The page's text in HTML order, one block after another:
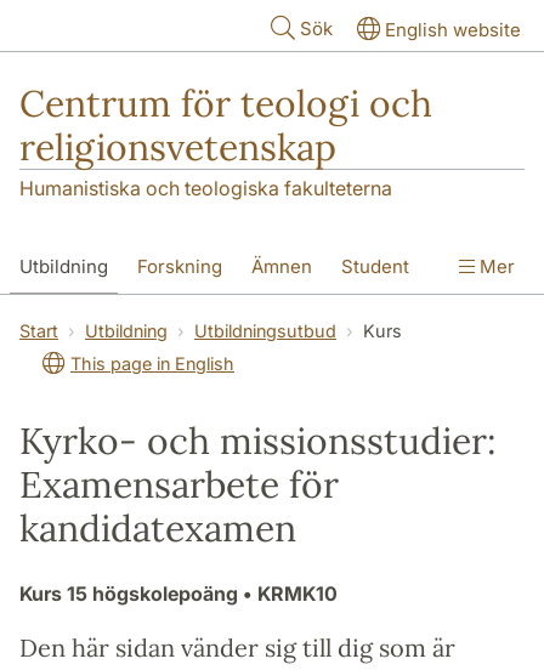
Sök English website
Centrum för teologi och
religionsvetenskap
Humanistiska och teologiska fakulteterna
Utbildning Forskning Ämnen Student
Institutionen
Mer
Start Utbildning Utbildningsutbud
Kurs
This page in English
Kyrko- och missionsstudier:
Examensarbete för
kandidatexamen
Kurs 15 högskolepoäng • KRMK10
Den här sidan vänder sig till dig som är